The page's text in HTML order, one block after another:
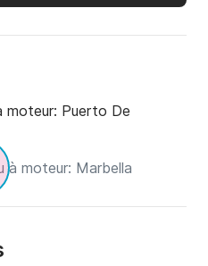
moteur: Puerto De